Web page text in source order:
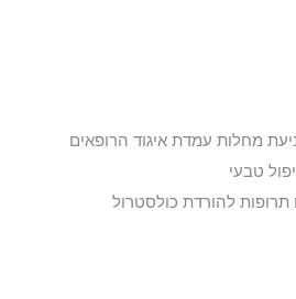
מחלות עמדת איגוד הרופאים
טבעי
תרופות להורדת כולסטרול